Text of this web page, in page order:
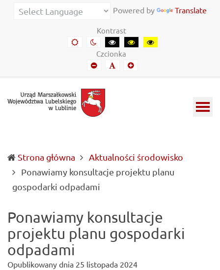
Urząd
Informacje
Lubelszczyźnie
Powered by Translate
Kontrast
Domyślny
kontrast
Kontrast
nocny
Kontrast
czarny-
biały
Kontrast
czarny-
Kontrast
żółto-
Czcionka
Mniejszy
font
Domyślny
font
Mniejszy
Strona główna
Aktualności środowisko
Ponawiamy konsultacje projektu planu
gospodarki odpadami
Ponawiamy konsultacje
projektu planu gospodarki
odpadami
Opublikowany dnia 25 listopada 2024